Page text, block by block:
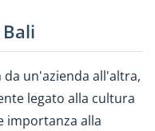
da un'azienda all'altra,
legato alla cultura
importanza alla